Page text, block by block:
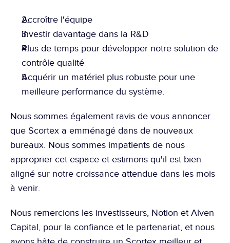
Accroître l'équipe
Investir davantage dans la R&D
Plus de temps pour développer notre solution de
contrôle qualité
Acquérir un matériel plus robuste pour une
meilleure performance du système.
Nous sommes également ravis de vous annoncer
que Scortex a emménagé dans de nouveaux
bureaux. Nous sommes impatients de nous
approprier cet espace et estimons qu'il est bien
aligné sur notre croissance attendue dans les mois
à venir.
Nous remercions les investisseurs, Notion et Alven
Capital, pour la confiance et le partenariat, et nous